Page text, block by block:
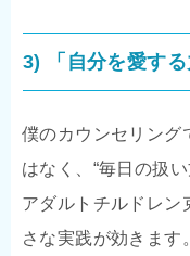
3) 「自分を愛す
僕のカウンセリング
はなく、“毎日の扱
アダルトチルドレン
さな実践が効きます。